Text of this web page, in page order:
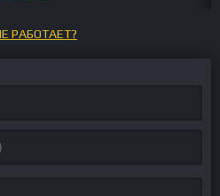
РАБОТАЕТ?